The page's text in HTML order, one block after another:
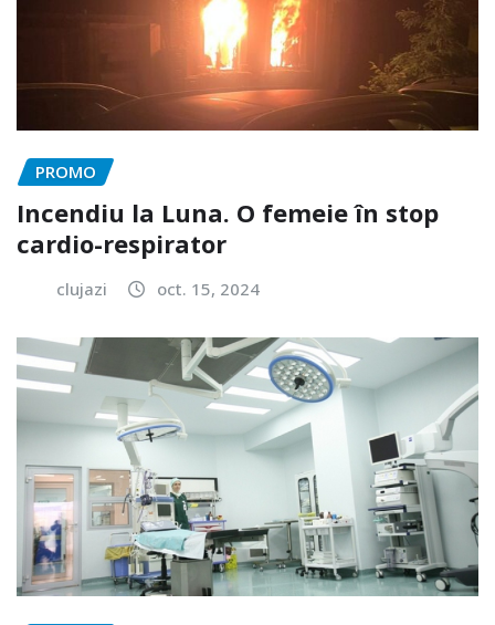
PROMO
Incendiu la Luna. O femeie în stop
cardio-respirator
clujazi oct. 15, 2024